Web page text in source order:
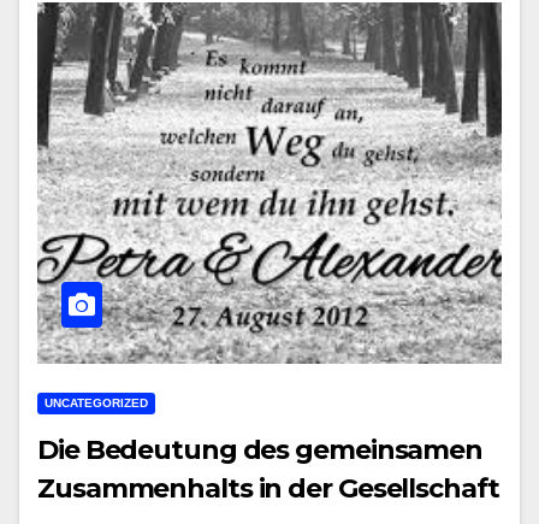
UNCATEGORIZED
Die Bedeutung des gemeinsamen
Zusammenhalts in der Gesellschaft